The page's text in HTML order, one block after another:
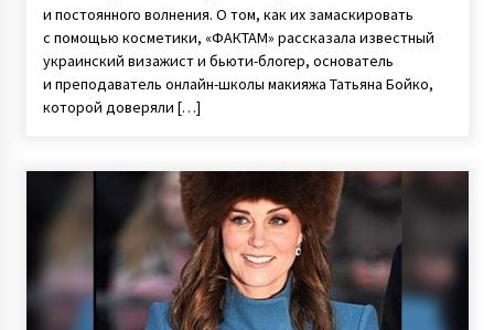
и постоянного волнения. О том, как их замаскировать
с помощью косметики, «ФАКТАМ» рассказала известный
украинский визажист и бьюти-блогер, основатель
и преподаватель онлайн-школы макияжа Татьяна Бойко,
которой доверяли […]